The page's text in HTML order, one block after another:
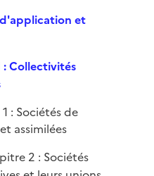
et
: Collectivités
: Sociétés de
assimilées
2 : Sociétés